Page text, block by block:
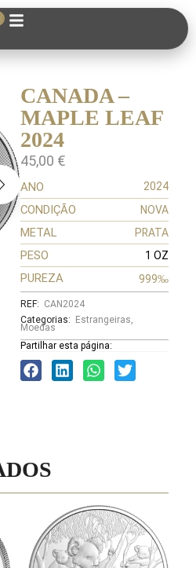
CANADA –
MAPLE LEAF
2024
45,00 €
ANO 2024
CONDIÇÃO NOVA
METAL PRATA
PESO 1 OZ
PUREZA 999‰
REF: CAN2024
Categorias:
Estrangeiras,
Moedas
Partilhar esta página: